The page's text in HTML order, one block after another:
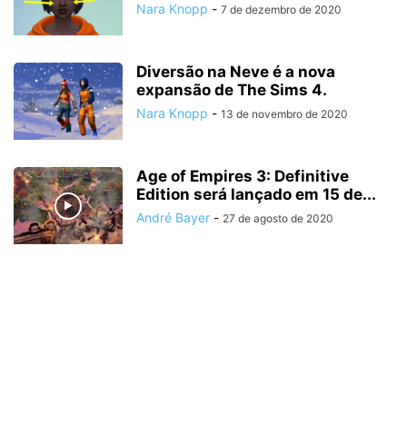
Nara Knopp - 7 de dezembro de 2020
Diversão na Neve é a nova
expansão de The Sims 4.
Nara Knopp - 13 de novembro de 2020
Age of Empires 3: Definitive
Edition será lançado em 15 de...
André Bayer - 27 de agosto de 2020